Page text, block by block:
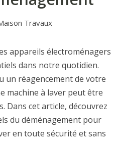
Travaux
appareils électroménagers
dans notre quotidien.
un réagencement de votre
machine à laver peut être
Dans cet article, découvrez
du déménagement pour
en toute sécurité et sans